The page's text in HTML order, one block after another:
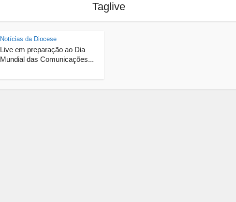
Taglive
Notícias da Diocese
Live em preparação ao Dia
Mundial das Comunicações...